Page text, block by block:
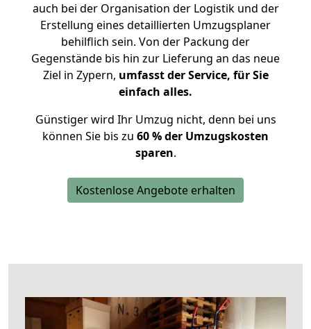
auch bei der Organisation der Logistik und der
Erstellung eines detaillierten Umzugsplaner
behilflich sein. Von der Packung der
Gegenstände bis hin zur Lieferung an das neue
Ziel in Zypern, umfasst der Service, für Sie
einfach alles.
Günstiger wird Ihr Umzug nicht, denn bei uns
können Sie bis zu 60 % der Umzugskosten
sparen.
Kostenlose Angebote erhalten